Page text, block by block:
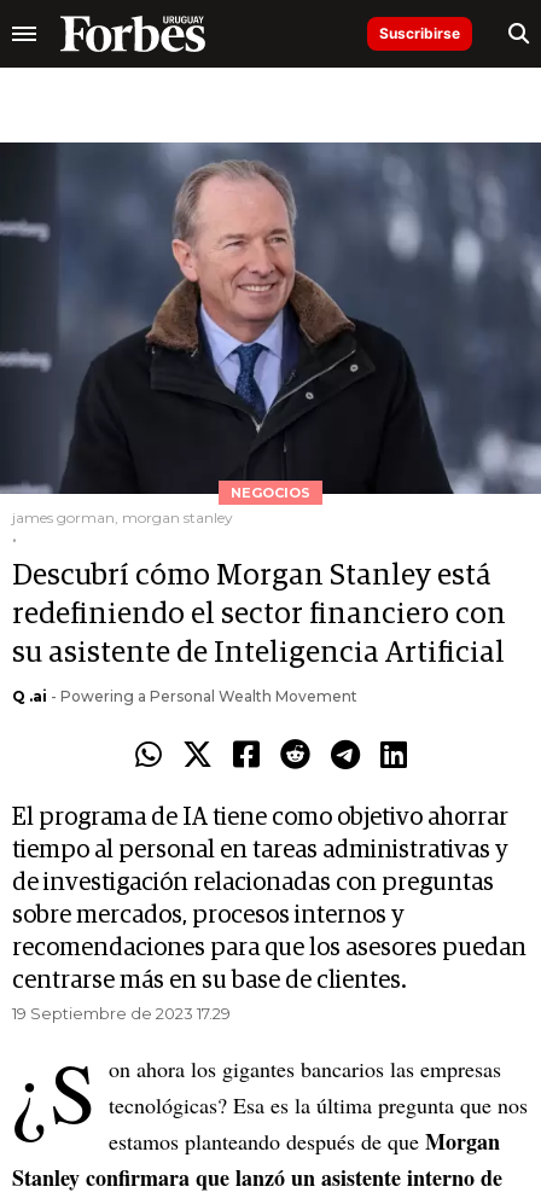
Suscribirse
NEGOCIOS
james gorman, morgan stanley
.
Descubrí cómo Morgan Stanley está
redefiniendo el sector financiero con
su asistente de Inteligencia Artificial
Q .ai - Powering a Personal Wealth Movement
El programa de IA tiene como objetivo ahorrar
tiempo al personal en tareas administrativas y
de investigación relacionadas con preguntas
sobre mercados, procesos internos y
recomendaciones para que los asesores puedan
centrarse más en su base de clientes.
19 Septiembre de 2023 17.29
¿S on ahora los gigantes bancarios las empresas
tecnológicas? Esa es la última pregunta que nos
estamos planteando después de que Morgan
Stanley confirmara que lanzó un asistente interno de